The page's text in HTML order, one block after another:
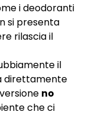
i deodoranti
si presenta
rilascia il
il
direttamente
no
che ci